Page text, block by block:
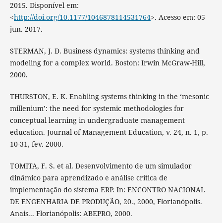
2015. Disponível em:
<http://doi.org/10.1177/1046878114531764>. Acesso em: 05
jun. 2017.
STERMAN, J. D. Business dynamics: systems thinking and
modeling for a complex world. Boston: Irwin McGraw-Hill,
2000.
THURSTON, E. K. Enabling systems thinking in the ‘mesonic
millenium’: the need for systemic methodologies for
conceptual learning in undergraduate management
education. Journal of Management Education, v. 24, n. 1, p.
10-31, fev. 2000.
TOMITA, F. S. et al. Desenvolvimento de um simulador
dinâmico para aprendizado e análise crítica de
implementação do sistema ERP. In: ENCONTRO NACIONAL
DE ENGENHARIA DE PRODUÇÃO, 20., 2000, Florianópolis.
Anais... Florianópolis: ABEPRO, 2000.